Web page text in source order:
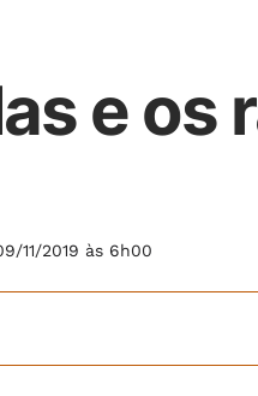
e os
11/2019 às 6h00